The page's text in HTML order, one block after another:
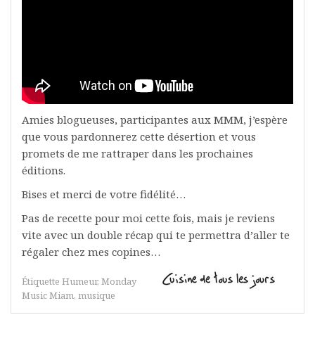
Amies blogueuses, participantes aux MMM, j’espère
que vous pardonnerez cette désertion et vous
promets de me rattraper dans les prochaines
éditions.
Bises et merci de votre fidélité…
Pas de recette pour moi cette fois, mais je reviens
vite avec un double récap qui te permettra d’aller te
régaler chez mes copines…
Étiquette Humeur, Monday
Music Miam, musique